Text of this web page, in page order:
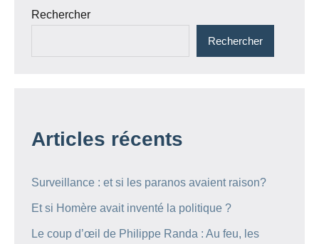
Rechercher
Rechercher
Articles récents
Surveillance : et si les paranos avaient raison?
Et si Homère avait inventé la politique ?
Le coup d’œil de Philippe Randa : Au feu, les